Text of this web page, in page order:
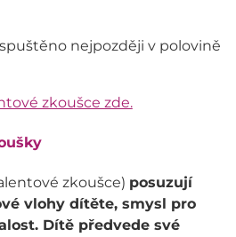
nejpozději v polovině
zkoušce zde.
zkoušce) posuzují
vlohy dítěte, smysl pro
Dítě předvede své